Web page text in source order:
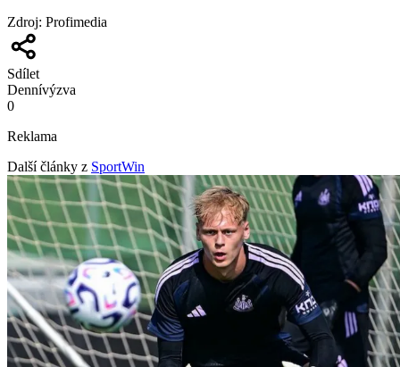
Zdroj: Profimedia
Sdílet
Dennívýzva
0
Reklama
Další články z SportWin